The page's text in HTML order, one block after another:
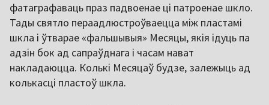
фатаграфаваць праз падвоенае ці патроенае шкло.
Тады святло пераадлюстроўваецца між пластамі
шкла і ўтварае «фальшывыя» Месяцы, якія ідуць па
адзін бок ад сапраўднага і часам нават
накладаюцца. Колькі Месяцаў будзе, залежыць ад
колькасці пластоў шкла.